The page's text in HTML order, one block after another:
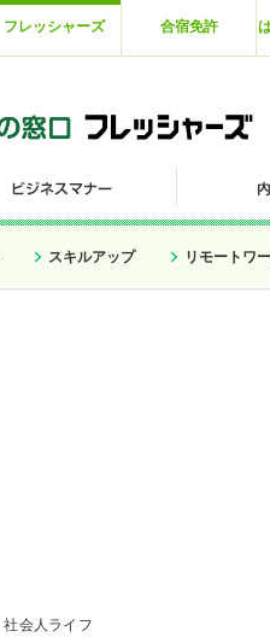
フレッシャーズ 合宿免許
スキルアップ リモートワ
社会人ライフ